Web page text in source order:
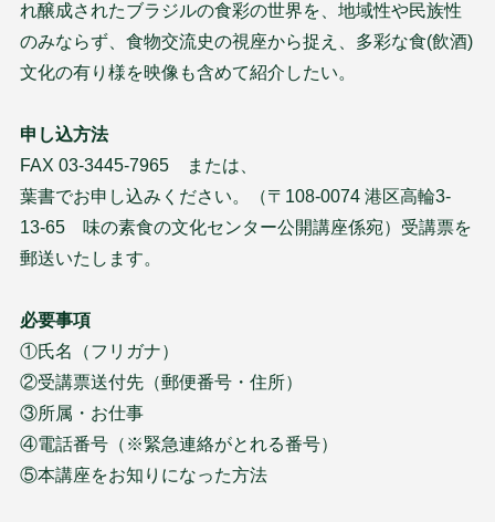
れ醸成されたブラジルの食彩の世界を、地域性や民族性
のみならず、食物交流史の視座から捉え、多彩な食(飲酒)
文化の有り様を映像も含めて紹介したい。
申し込方法
FAX 03-3445-7965 または、
葉書でお申し込みください。（〒108-0074 港区高輪3-
13-65 味の素食の文化センター公開講座係宛）受講票を
郵送いたします。
必要事項
①氏名（フリガナ）
②受講票送付先（郵便番号・住所）
③所属・お仕事
④電話番号（※緊急連絡がとれる番号）
⑤本講座をお知りになった方法